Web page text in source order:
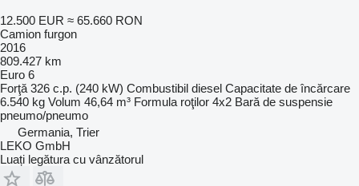
12.500 EUR ≈ 65.660 RON
Camion furgon
2016
809.427 km
Euro 6
Forţă 326 c.p. (240 kW) Combustibil diesel Capacitate de încărcare
6.540 kg Volum 46,64 m³ Formula roţilor 4x2 Bară de suspensie
pneumo/pneumo
Germania, Trier
LEKO GmbH
Luați legătura cu vânzătorul